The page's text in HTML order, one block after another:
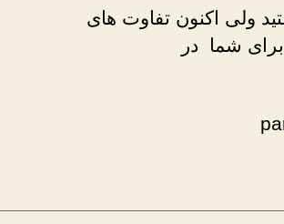
ولی اکنون تفاوت های
برای شما در